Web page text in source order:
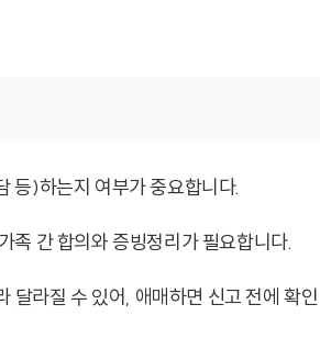
등)하는지 여부가 중요합니다.
족 간 합의와 증빙정리가 필요합니다.
달라질 수 있어, 애매하면 신고 전에 확인